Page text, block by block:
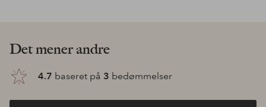
Det mener andre
4.7 baseret på 3 bedømmelser